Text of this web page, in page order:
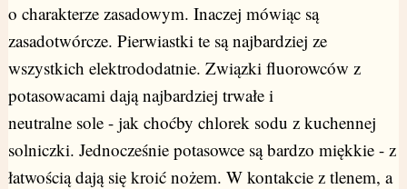
o charakterze zasadowym. Inaczej mówiąc są
zasadotwórcze. Pierwiastki te są najbardziej ze
wszystkich elektrododatnie. Związki fluorowców z
potasowacami dają najbardziej trwałe i
neutralne sole - jak choćby chlorek sodu z kuchennej
solniczki. Jednocześnie potasowce są bardzo miękkie - z
łatwością dają się kroić nożem. W kontakcie z tlenem, a